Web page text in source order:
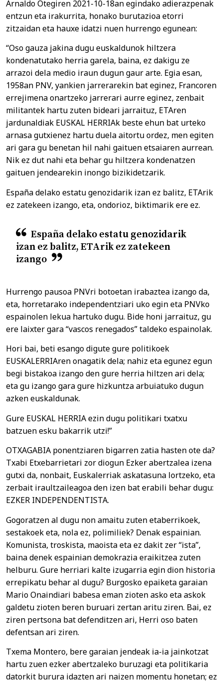
Arnaldo Otegiren 2021-10-18an egindako adierazpenak
entzun eta irakurrita, honako burutazioa etorri
zitzaidan eta hauxe idatzi nuen hurrengo egunean:
“Oso gauza jakina dugu euskaldunok hiltzera
kondenatutako herria garela, baina, ez dakigu ze
arrazoi dela medio iraun dugun gaur arte. Egia esan,
1958an PNV, yankien jarrerarekin bat eginez, Francoren
errejimena onartzeko jarrerari aurre eginez, zenbait
militantek hartu zuten bideari jarraituz, ETAren
jardunaldiak EUSKAL HERRIAk beste ehun bat urteko
arnasa gutxienez hartu duela aitortu ordez, men egiten
ari gara gu benetan hil nahi gaituen etsaiaren aurrean.
Nik ez dut nahi eta behar gu hiltzera kondenatzen
gaituen jendearekin inongo bizikidetzarik.
España delako estatu genozidarik izan ez balitz, ETArik
ez zatekeen izango, eta, ondorioz, biktimarik ere ez.
España delako estatu genozidarik
izan ez balitz, ETArik ez zatekeen
izango
Hurrengo pausoa PNVri botoetan irabaztea izango da,
eta, horretarako independentziari uko egin eta PNVko
espainolen lekua hartuko dugu. Bide honi jarraituz, gu
ere laixter gara “vascos renegados” taldeko espainolak.
Hori bai, beti esango digute gure politikoek
EUSKALERRIAren onagatik dela; nahiz eta egunez egun
begi bistakoa izango den gure herria hiltzen ari dela;
eta gu izango gara gure hizkuntza arbuiatuko dugun
azken euskaldunak.
Gure EUSKAL HERRIA ezin dugu politikari txatxu
batzuen esku bakarrik utzi!”
OTXAGABIA ponentziaren bigarren zatia hasten ote da?
Txabi Etxebarrietari zor diogun Ezker abertzalea izena
gutxi da, nonbait, Euskalerriak askatasuna lortzeko, eta
zerbait iraultzaileagoa den izen bat erabili behar dugu:
EZKER INDEPENDENTISTA.
Gogoratzen al dugu non amaitu zuten etaberrikoek,
sestakoek eta, nola ez, polimiliek? Denak espainian.
Komunista, troskista, maoista eta ez dakit zer “ista”,
baina denek espainian demokrazia eraikitzea zuten
helburu. Gure herriari kalte izugarria egin dion historia
errepikatu behar al dugu? Burgosko epaiketa garaian
Mario Onaindiari babesa eman zioten asko eta askok
galdetu zioten beren buruari zertan aritu ziren. Bai, ez
ziren pertsona bat defenditzen ari, Herri oso baten
defentsan ari ziren.
Txema Montero, bere garaian jendeak ia-ia jainkotzat
hartu zuen ezker abertzaleko buruzagi eta politikaria
datorkit burura idazten ari naizen momentu honetan; ez